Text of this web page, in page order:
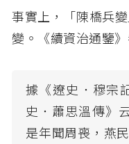
事實上，「陳橋兵
變。《續資治通鑒
據《遼史．穆宗
史．蕭思溫傳》
是年聞周喪，燕